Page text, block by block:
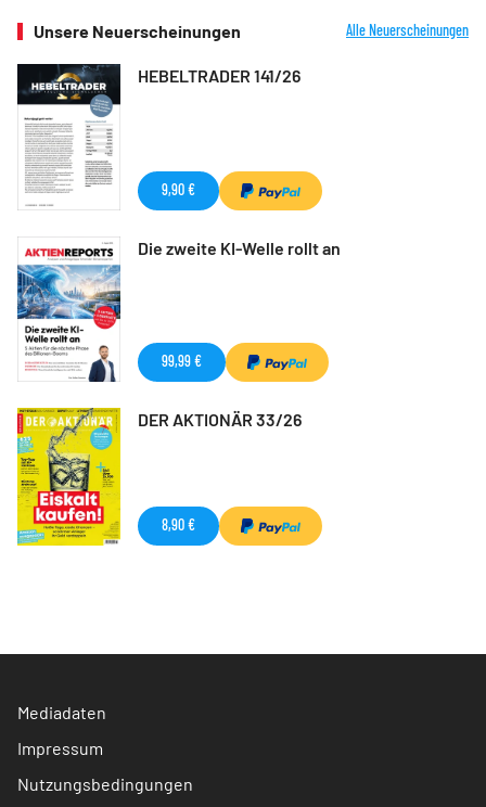
Unsere Neuerscheinungen Alle Neuerscheinungen
HEBELTRADER 141/26
9,90 €
Die zweite KI-Welle rollt an
99,99 €
DER AKTIONÄR 33/26
8,90 €
Mediadaten
Impressum
Nutzungsbedingungen